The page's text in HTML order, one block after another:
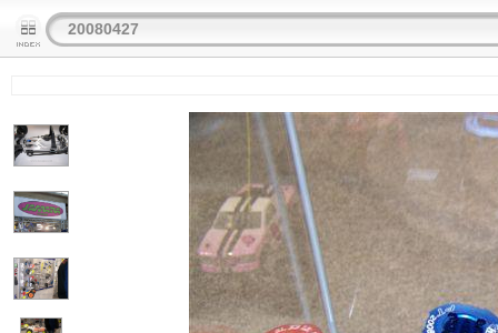
20080427